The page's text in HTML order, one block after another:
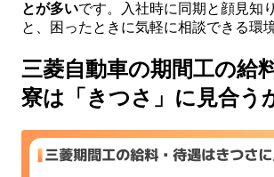
とが多いです。入社時に同期と顔見知
と、困ったときに気軽に相談できる環
三菱自動車の期間工の給
寮は「きつさ」に見合う